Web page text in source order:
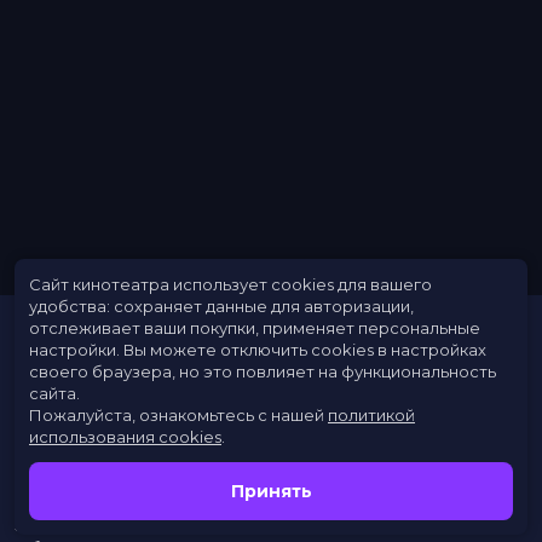
Расписание
Скоро в кино
Заведения
Сайт кинотеатра использует cookies для вашего
удобства: сохраняет данные для авторизации,
отслеживает ваши покупки, применяет персональные
настройки. Вы можете отключить cookies в настройках
своего браузера, но это повлияет на функциональность
сайта.
Пожалуйста, ознакомьтесь с нашей политикой
использования cookies
Принять